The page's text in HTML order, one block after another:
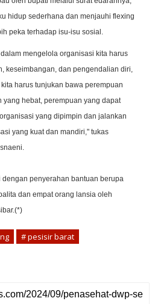
hidup sederhana dan menjauhi flexing
peka terhadap isu-isu sosial.
mengelola organisasi kita harus
keseimbangan, dan pengendalian diri,
harus tunjukan bawa perempuan
yang hebat, perempuan yang dapat
yang dipimpin dan jalankan
yang kuat dan mandiri," tukas
penyerahan bantuan berupa
dan empat orang lansia oleh
# pesisir barat